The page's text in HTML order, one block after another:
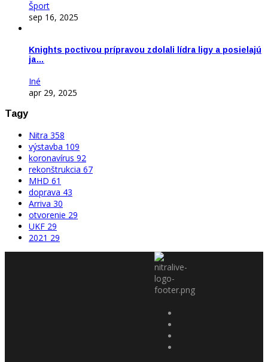
Šport
sep 16, 2025
Knights poctivou prípravou zdolali lídra ligy a posielajú
ja…
Iné
apr 29, 2025
Tagy
Nitra 358
výstavba 109
koronavírus 92
rekonštrukcia 67
MHD 61
doprava 43
Arriva 30
otvorenie 29
UKF 29
2021 29